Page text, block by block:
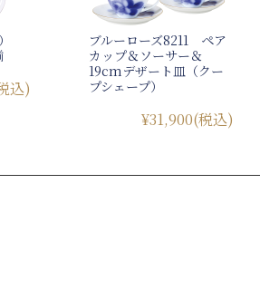
込)
ブルーローズ8211 ペア
カップ＆ソーサー＆
19cmデザート皿（クー
プシェープ）
¥31,900(税込)